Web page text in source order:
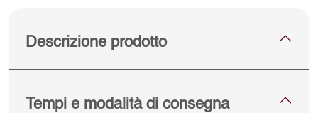
Descrizione prodotto
Tempi e modalità di consegna